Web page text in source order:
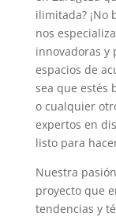
ilimitada? ¡No
nos
innovadoras y
espacios de
sea que estés
o cualquier
expertos en
listo para
Nuestra
proyecto que
tendencias y